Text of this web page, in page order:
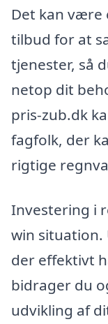
Det kan være
tilbud for at
tjenester, så
netop dit
pris-zub.dk
fagfolk, der
rigtige
Investering i
win situation.
der effektivt
bidrager du
udvikling af